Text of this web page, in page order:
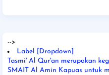
-->
Label [Dropdown]
Tasmi' Al Qur'an merupakan
SMAIT Al Amin Kapuas untuk